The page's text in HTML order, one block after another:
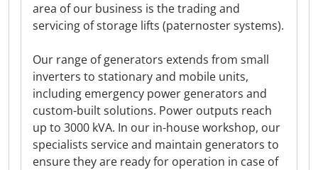
area of our business is the trading and
servicing of storage lifts (paternoster systems).
Our range of generators extends from small
inverters to stationary and mobile units,
including emergency power generators and
custom-built solutions. Power outputs reach
up to 3000 kVA. In our in-house workshop, our
specialists service and maintain generators to
ensure they are ready for operation in case of